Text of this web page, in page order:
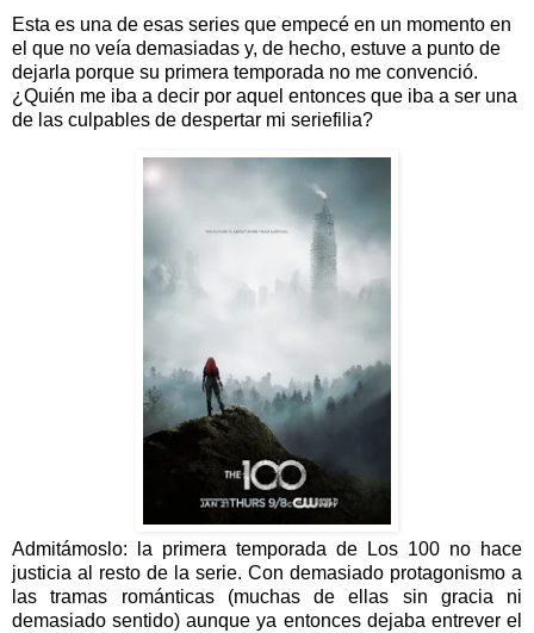
Esta es una de esas series que empecé en un momento en
el que no veía demasiadas y, de hecho, estuve a punto de
dejarla porque su primera temporada no me convenció.
¿Quién me iba a decir por aquel entonces que iba a ser una
de las culpables de despertar mi seriefilia?
Admitámoslo: la primera temporada de Los 100 no hace
justicia al resto de la serie. Con demasiado protagonismo a
las tramas románticas (muchas de ellas sin gracia ni
demasiado sentido) aunque ya entonces dejaba entrever el